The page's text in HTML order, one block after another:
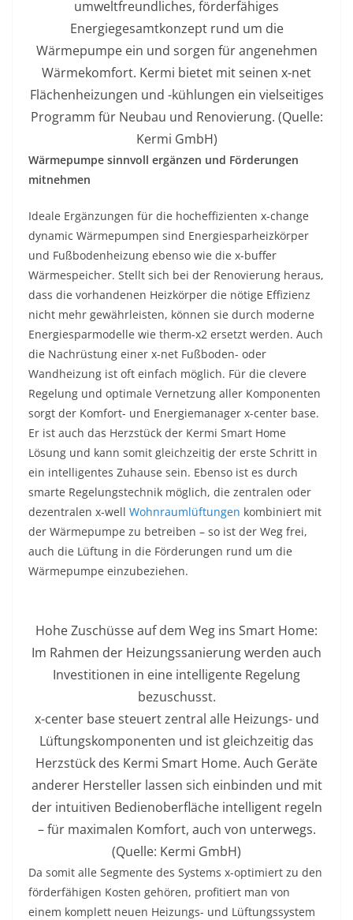
umweltfreundliches, förderfähiges
Energiegesamtkonzept rund um die
Wärmepumpe ein und sorgen für angenehmen
Wärmekomfort. Kermi bietet mit seinen x-net
Flächenheizungen und -kühlungen ein vielseitiges
Programm für Neubau und Renovierung. (Quelle:
Kermi GmbH)
Wärmepumpe sinnvoll ergänzen und Förderungen
mitnehmen
Ideale Ergänzungen für die hocheffizienten x-change
dynamic Wärmepumpen sind Energiesparheizkörper
und Fußbodenheizung ebenso wie die x-buffer
Wärmespeicher. Stellt sich bei der Renovierung heraus,
dass die vorhandenen Heizkörper die nötige Effizienz
nicht mehr gewährleisten, können sie durch moderne
Energiesparmodelle wie therm-x2 ersetzt werden. Auch
die Nachrüstung einer x-net Fußboden- oder
Wandheizung ist oft einfach möglich. Für die clevere
Regelung und optimale Vernetzung aller Komponenten
sorgt der Komfort- und Energiemanager x-center base.
Er ist auch das Herzstück der Kermi Smart Home
Lösung und kann somit gleichzeitig der erste Schritt in
ein intelligentes Zuhause sein. Ebenso ist es durch
smarte Regelungstechnik möglich, die zentralen oder
dezentralen x-well Wohnraumlüftungen kombiniert mit
der Wärmepumpe zu betreiben – so ist der Weg frei,
auch die Lüftung in die Förderungen rund um die
Wärmepumpe einzubeziehen.
Hohe Zuschüsse auf dem Weg ins Smart Home:
Im Rahmen der Heizungssanierung werden auch
Investitionen in eine intelligente Regelung
bezuschusst.
x-center base steuert zentral alle Heizungs- und
Lüftungskomponenten und ist gleichzeitig das
Herzstück des Kermi Smart Home. Auch Geräte
anderer Hersteller lassen sich einbinden und mit
der intuitiven Bedienoberfläche intelligent regeln
– für maximalen Komfort, auch von unterwegs.
(Quelle: Kermi GmbH)
Da somit alle Segmente des Systems x-optimiert zu den
förderfähigen Kosten gehören, profitiert man von
einem komplett neuen Heizungs- und Lüftungssystem